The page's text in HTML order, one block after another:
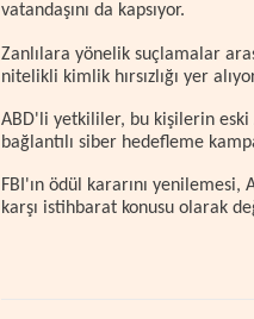
vatandaşını da kapsıyor.
Zanlılara yönelik suçlamalar
nitelikli kimlik hırsızlığı yer
ABD'li yetkililer, bu kişilerin
bağlantılı siber hedefleme
FBI'ın ödül kararını
karşı istihbarat konusu olarak